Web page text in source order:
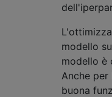
modello
modello è
Anche per
buona